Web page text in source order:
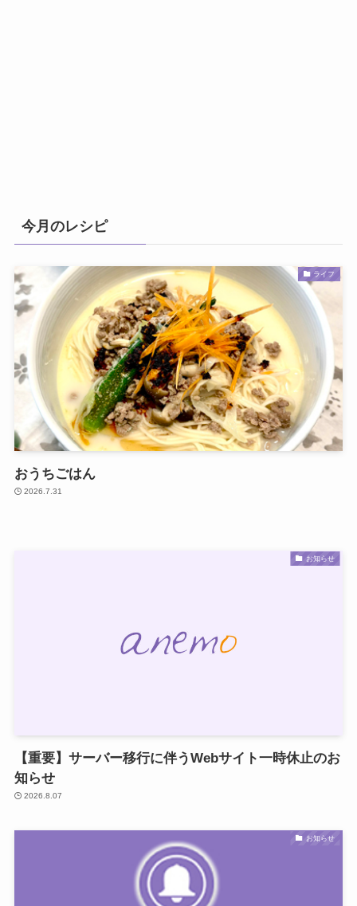
今月のレシピ
ライフ
おうちごはん
2026.7.31
お知らせ
【重要】サーバー移行に伴うWebサイト一時休止のお
知らせ
2026.8.07
お知らせ